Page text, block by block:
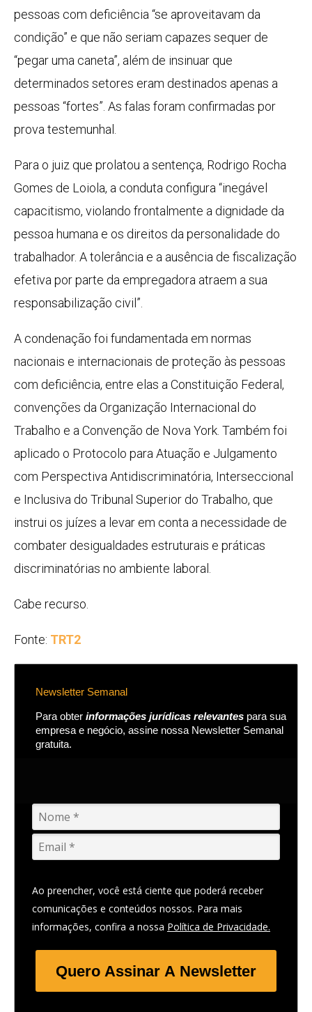
pessoas com deficiência “se aproveitavam da
condição” e que não seriam capazes sequer de
“pegar uma caneta”, além de insinuar que
determinados setores eram destinados apenas a
pessoas “fortes”. As falas foram confirmadas por
prova testemunhal.
Para o juiz que prolatou a sentença, Rodrigo Rocha
Gomes de Loiola, a conduta configura “inegável
capacitismo, violando frontalmente a dignidade da
pessoa humana e os direitos da personalidade do
trabalhador. A tolerância e a ausência de fiscalização
efetiva por parte da empregadora atraem a sua
responsabilização civil”.
A condenação foi fundamentada em normas
nacionais e internacionais de proteção às pessoas
com deficiência, entre elas a Constituição Federal,
convenções da Organização Internacional do
Trabalho e a Convenção de Nova York. Também foi
aplicado o Protocolo para Atuação e Julgamento
com Perspectiva Antidiscriminatória, Interseccional
e Inclusiva do Tribunal Superior do Trabalho, que
instrui os juízes a levar em conta a necessidade de
combater desigualdades estruturais e práticas
discriminatórias no ambiente laboral.
Cabe recurso.
Fonte: TRT2
Newsletter Semanal
Para obter informações jurídicas relevantes para sua
empresa e negócio, assine nossa Newsletter Semanal
gratuita.
Ao preencher, você está ciente que poderá receber
comunicações e conteúdos nossos. Para mais
informações, confira a nossa Política de Privacidade.
Quero Assinar A Newsletter